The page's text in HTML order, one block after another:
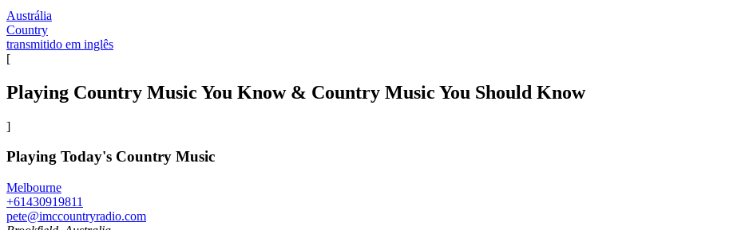
Austrália
Country
transmitido em inglês
[
Playing Country Music You Know & Country Music You Should Know
]
Playing Today's Country Music
Melbourne
+61430919811
pete@imccountryradio.com